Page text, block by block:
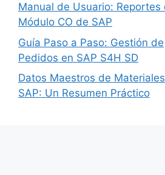
Manual de Usuario: Reportes
Módulo CO de SAP
Guía Paso a Paso: Gestión de
Pedidos en SAP S4H SD
Datos Maestros de
SAP: Un Resumen Práctico